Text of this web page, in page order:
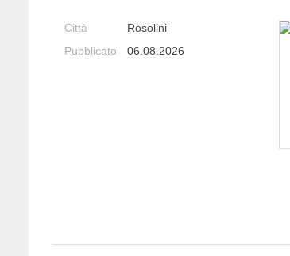
Città
Rosolini
Pubblicato
06.08.2026